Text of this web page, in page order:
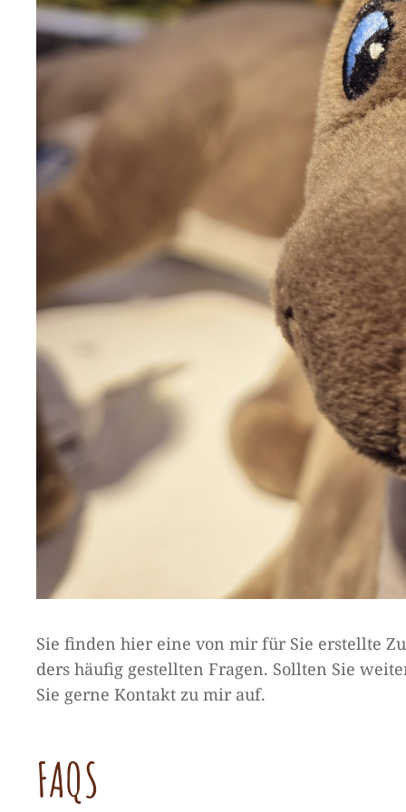
Sie fin­den hier eine von mir für Sie erstellte
ders häu­fig gestell­ten Fra­gen. Soll­ten Sie
Sie gerne Kon­takt zu mir auf.
FAQS